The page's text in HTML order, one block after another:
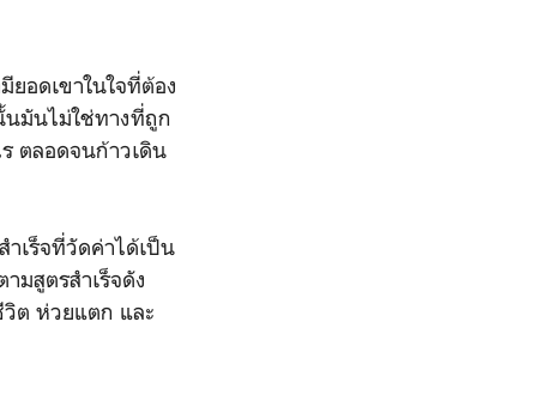
ยอดเขาในใจที่ต้อง
นมันไม่ใช่ทางที่ถูก
ตลอดจนก้าวเดิน
เร็จที่วัดค่าได้เป็น
มสูตรสำเร็จดัง
วิต ห่วยแตก และ